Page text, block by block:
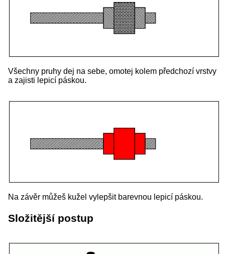
Všechny pruhy dej na sebe, omotej kolem předchozí vrstvy
a zajisti lepicí páskou.
Na závěr můžeš kužel vylepšit barevnou lepicí páskou.
Složitější postup